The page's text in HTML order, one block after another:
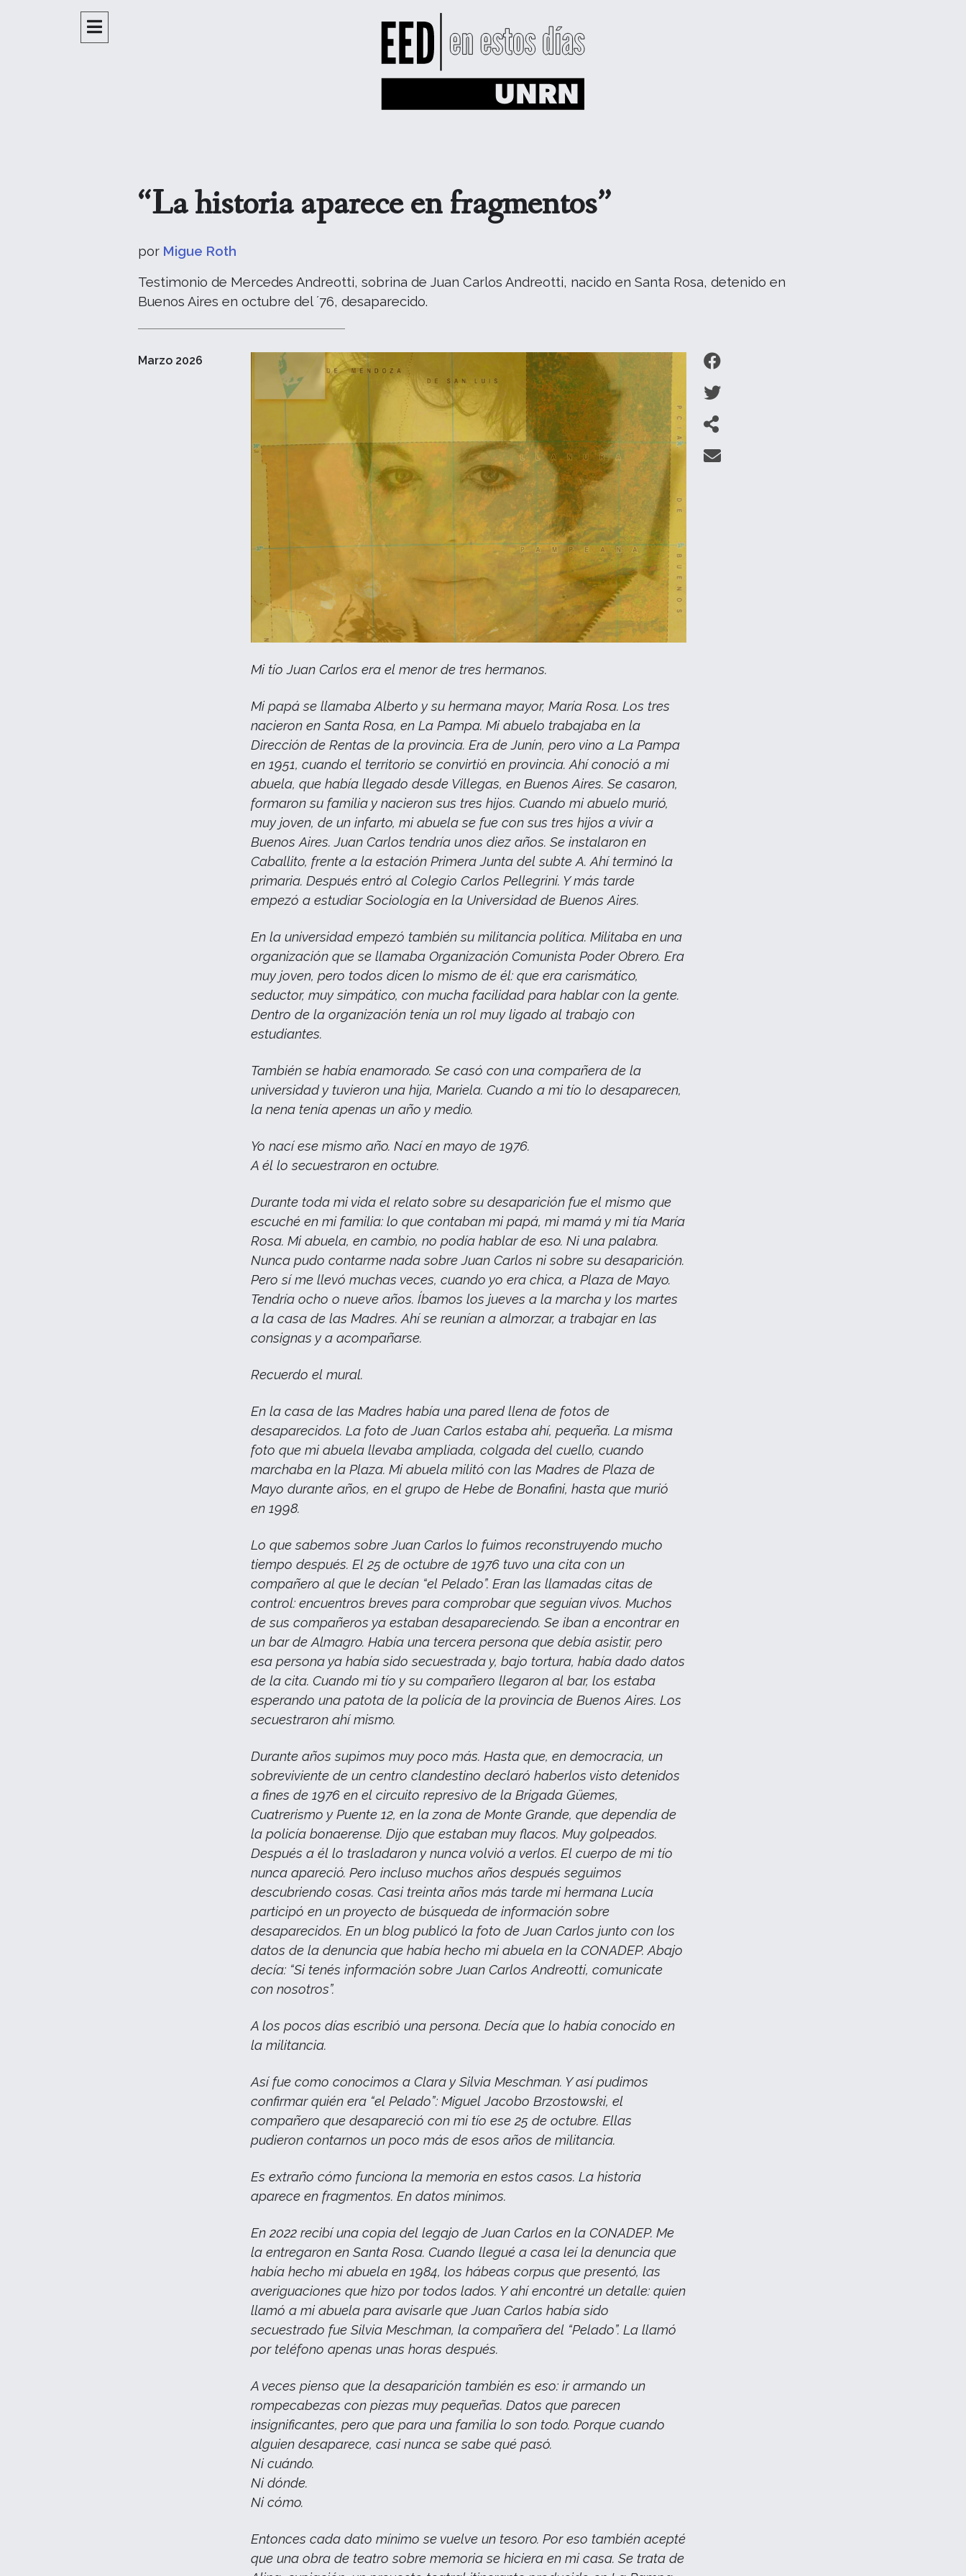
“La historia aparece en fragmentos”
por Migue Roth
Testimonio de Mercedes Andreotti, sobrina de Juan Carlos Andreotti, nacido en Santa Rosa, detenido en
Buenos Aires en octubre del ´76, desaparecido.
Marzo 2026
Mi tío Juan Carlos era el menor de tres hermanos.
Mi papá se llamaba Alberto y su hermana mayor, María Rosa. Los tres
nacieron en Santa Rosa, en La Pampa. Mi abuelo trabajaba en la
Dirección de Rentas de la provincia. Era de Junín, pero vino a La Pampa
en 1951, cuando el territorio se convirtió en provincia. Ahí conoció a mi
abuela, que había llegado desde Villegas, en Buenos Aires. Se casaron,
formaron su familia y nacieron sus tres hijos. Cuando mi abuelo murió,
muy joven, de un infarto, mi abuela se fue con sus tres hijos a vivir a
Buenos Aires. Juan Carlos tendría unos diez años. Se instalaron en
Caballito, frente a la estación Primera Junta del subte A. Ahí terminó la
primaria. Después entró al Colegio Carlos Pellegrini. Y más tarde
empezó a estudiar Sociología en la Universidad de Buenos Aires.
En la universidad empezó también su militancia política. Militaba en una
organización que se llamaba Organización Comunista Poder Obrero. Era
muy joven, pero todos dicen lo mismo de él: que era carismático,
seductor, muy simpático, con mucha facilidad para hablar con la gente.
Dentro de la organización tenía un rol muy ligado al trabajo con
estudiantes.
También se había enamorado. Se casó con una compañera de la
universidad y tuvieron una hija, Mariela. Cuando a mi tío lo desaparecen,
la nena tenía apenas un año y medio.
Yo nací ese mismo año. Nací en mayo de 1976.
A él lo secuestraron en octubre.
Durante toda mi vida el relato sobre su desaparición fue el mismo que
escuché en mi familia: lo que contaban mi papá, mi mamá y mi tía María
Rosa. Mi abuela, en cambio, no podía hablar de eso. Ni una palabra.
Nunca pudo contarme nada sobre Juan Carlos ni sobre su desaparición.
Pero sí me llevó muchas veces, cuando yo era chica, a Plaza de Mayo.
Tendría ocho o nueve años. Íbamos los jueves a la marcha y los martes
a la casa de las Madres. Ahí se reunían a almorzar, a trabajar en las
consignas y a acompañarse.
Recuerdo el mural.
En la casa de las Madres había una pared llena de fotos de
desaparecidos. La foto de Juan Carlos estaba ahí, pequeña. La misma
foto que mi abuela llevaba ampliada, colgada del cuello, cuando
marchaba en la Plaza. Mi abuela militó con las Madres de Plaza de
Mayo durante años, en el grupo de Hebe de Bonafini, hasta que murió
en 1998.
Lo que sabemos sobre Juan Carlos lo fuimos reconstruyendo mucho
tiempo después. El 25 de octubre de 1976 tuvo una cita con un
compañero al que le decían “el Pelado”. Eran las llamadas citas de
control: encuentros breves para comprobar que seguían vivos. Muchos
de sus compañeros ya estaban desapareciendo. Se iban a encontrar en
un bar de Almagro. Había una tercera persona que debía asistir, pero
esa persona ya había sido secuestrada y, bajo tortura, había dado datos
de la cita. Cuando mi tío y su compañero llegaron al bar, los estaba
esperando una patota de la policía de la provincia de Buenos Aires. Los
secuestraron ahí mismo.
Durante años supimos muy poco más. Hasta que, en democracia, un
sobreviviente de un centro clandestino declaró haberlos visto detenidos
a fines de 1976 en el circuito represivo de la Brigada Güemes,
Cuatrerismo y Puente 12, en la zona de Monte Grande, que dependía de
la policía bonaerense. Dijo que estaban muy flacos. Muy golpeados.
Después a él lo trasladaron y nunca volvió a verlos. El cuerpo de mi tío
nunca apareció. Pero incluso muchos años después seguimos
descubriendo cosas. Casi treinta años más tarde mi hermana Lucía
participó en un proyecto de búsqueda de información sobre
desaparecidos. En un blog publicó la foto de Juan Carlos junto con los
datos de la denuncia que había hecho mi abuela en la CONADEP. Abajo
decía: “Si tenés información sobre Juan Carlos Andreotti, comunicate
con nosotros”.
A los pocos días escribió una persona. Decía que lo había conocido en
la militancia.
Así fue como conocimos a Clara y Silvia Meschman. Y así pudimos
confirmar quién era “el Pelado”: Miguel Jacobo Brzostowski, el
compañero que desapareció con mi tío ese 25 de octubre. Ellas
pudieron contarnos un poco más de esos años de militancia.
Es extraño cómo funciona la memoria en estos casos. La historia
aparece en fragmentos. En datos mínimos.
En 2022 recibí una copia del legajo de Juan Carlos en la CONADEP. Me
la entregaron en Santa Rosa. Cuando llegué a casa leí la denuncia que
había hecho mi abuela en 1984, los hábeas corpus que presentó, las
averiguaciones que hizo por todos lados. Y ahí encontré un detalle: quien
llamó a mi abuela para avisarle que Juan Carlos había sido
secuestrado fue Silvia Meschman, la compañera del “Pelado”. La llamó
por teléfono apenas unas horas después.
A veces pienso que la desaparición también es eso: ir armando un
rompecabezas con piezas muy pequeñas. Datos que parecen
insignificantes, pero que para una familia lo son todo. Porque cuando
alguien desaparece, casi nunca se sabe qué pasó.
Ni cuándo.
Ni dónde.
Ni cómo.
Entonces cada dato mínimo se vuelve un tesoro. Por eso también acepté
que una obra de teatro sobre memoria se hiciera en mi casa. Se trata de